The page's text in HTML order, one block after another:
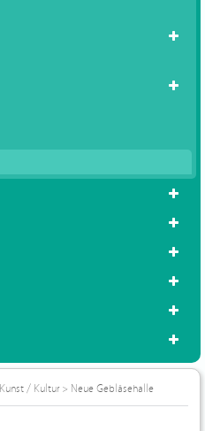
Kunst / Kultur> Neue Gebläsehalle